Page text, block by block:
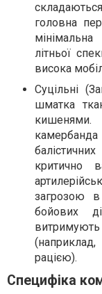
головна
літньої
висока
Суцільні
шматка
критично
загрозою
бойових
рацією).
Специфіка